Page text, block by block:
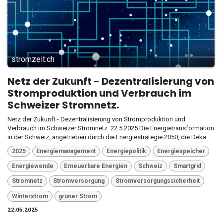
stromzeit.ch
Netz der Zukunft - Dezentralisierung von
Stromproduktion und Verbrauch im
Schweizer Stromnetz.
Netz der Zukunft - Dezentralisierung von Stromproduktion und
Verbrauch im Schweizer Stromnetz. 22.5.2025 Die Energietransformation
in der Schweiz, angetrieben durch die Energiestrategie 2050, die Deka...
2025 Energiemanagement Energiepolitik Energiespeicher
Energiewende Erneuerbare Energien Schweiz Smartgrid
Stromnetz Stromversorgung Stromversorgungssicherheit
Winterstrom
grüner Strom
22.05.2025